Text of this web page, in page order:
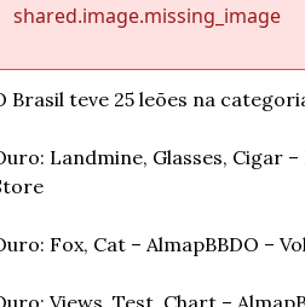
shared.image.missing_image
Brasil teve 25 leões na
Landmine, Glasses, Cigar
Fox, Cat – AlmapBBDO –